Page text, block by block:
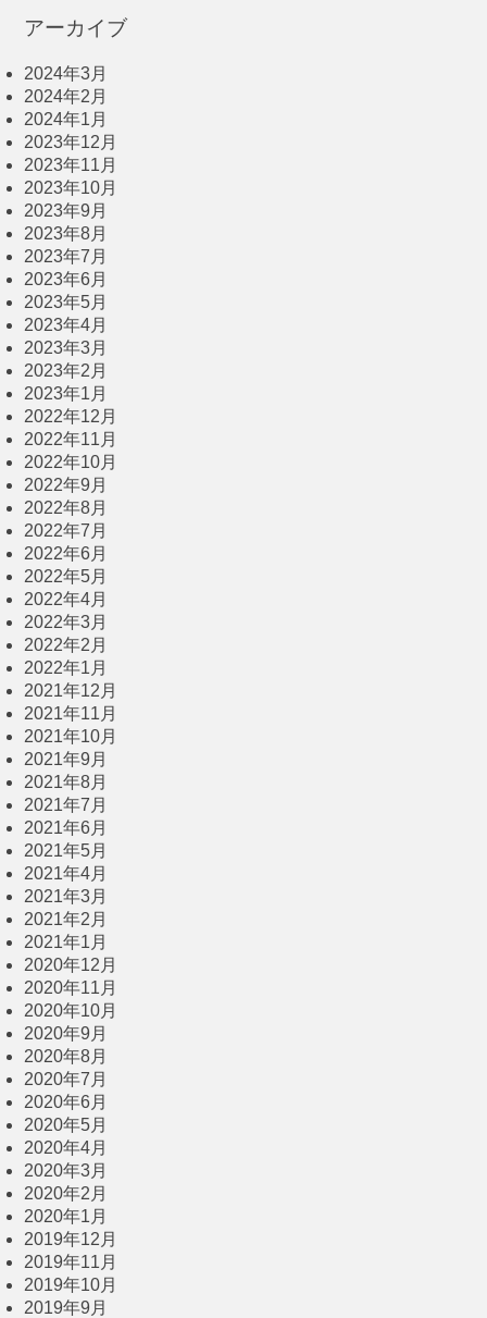
アーカイブ
2024年3月
2024年2月
2024年1月
2023年12月
2023年11月
2023年10月
2023年9月
2023年8月
2023年7月
2023年6月
2023年5月
2023年4月
2023年3月
2023年2月
2023年1月
2022年12月
2022年11月
2022年10月
2022年9月
2022年8月
2022年7月
2022年6月
2022年5月
2022年4月
2022年3月
2022年2月
2022年1月
2021年12月
2021年11月
2021年10月
2021年9月
2021年8月
2021年7月
2021年6月
2021年5月
2021年4月
2021年3月
2021年2月
2021年1月
2020年12月
2020年11月
2020年10月
2020年9月
2020年8月
2020年7月
2020年6月
2020年5月
2020年4月
2020年3月
2020年2月
2020年1月
2019年12月
2019年11月
2019年10月
2019年9月